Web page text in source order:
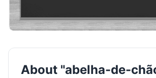
About "abelha-de-